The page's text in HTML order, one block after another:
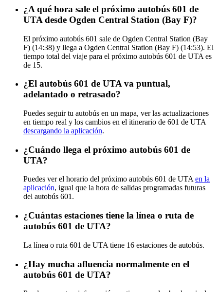
¿A qué hora sale el próximo autobús 601 de
UTA desde Ogden Central Station (Bay F)?
El próximo autobús 601 sale de Ogden Central Station (Bay
F) (14:38) y llega a Ogden Central Station (Bay F) (14:53). El
tiempo total del viaje para el próximo autobús 601 de UTA es
de 15.
¿El autobús 601 de UTA va puntual,
adelantado o retrasado?
Puedes seguir tu autobús en un mapa, ver las actualizaciones
en tiempo real y los cambios en el itinerario de 601 de UTA
descargando la aplicación.
¿Cuándo llega el próximo autobús 601 de
UTA?
Puedes ver el horario del próximo autobús 601 de UTA en la
aplicación, igual que la hora de salidas programadas futuras
del autobús 601.
¿Cuántas estaciones tiene la línea o ruta de
autobús 601 de UTA?
La línea o ruta 601 de UTA tiene 16 estaciones de autobús.
¿Hay mucha afluencia normalmente en el
autobús 601 de UTA?